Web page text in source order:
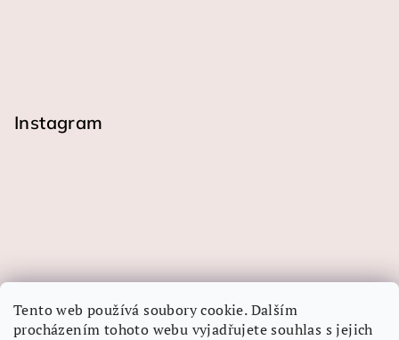
Tento web používá soubory cookie. Dalším
procházením tohoto webu vyjadřujete souhlas s jejich
Instagram